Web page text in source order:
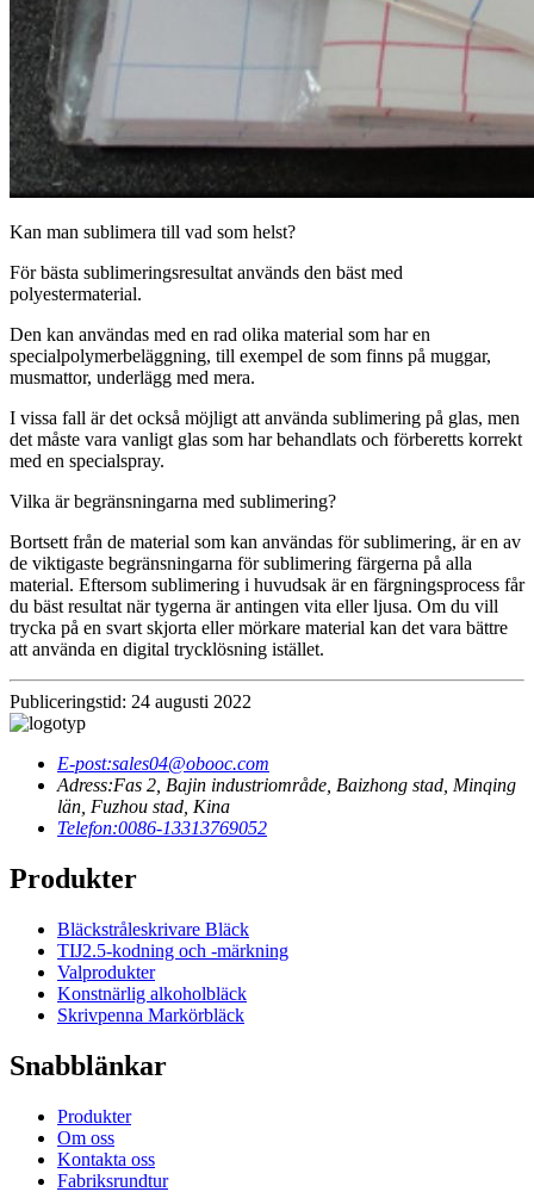
Kan man sublimera till vad som helst?
För bästa sublimeringsresultat används den bäst med
polyestermaterial.
Den kan användas med en rad olika material som har en
specialpolymerbeläggning, till exempel de som finns på muggar,
musmattor, underlägg med mera.
I vissa fall är det också möjligt att använda sublimering på glas, men
det måste vara vanligt glas som har behandlats och förberetts korrekt
med en specialspray.
Vilka är begränsningarna med sublimering?
Bortsett från de material som kan användas för sublimering, är en av
de viktigaste begränsningarna för sublimering färgerna på alla
material. Eftersom sublimering i huvudsak är en färgningsprocess får
du bäst resultat när tygerna är antingen vita eller ljusa. Om du vill
trycka på en svart skjorta eller mörkare material kan det vara bättre
att använda en digital trycklösning istället.
Publiceringstid: 24 augusti 2022
E-post:sales04@obooc.com
Adress:Fas 2, Bajin industriområde, Baizhong stad, Minqing
län, Fuzhou stad, Kina
Telefon:0086-13313769052
Produkter
Bläckstråleskrivare Bläck
TIJ2.5-kodning och -märkning
Valprodukter
Konstnärlig alkoholbläck
Skrivpenna Markörbläck
Snabblänkar
Produkter
Om oss
Kontakta oss
Fabriksrundtur